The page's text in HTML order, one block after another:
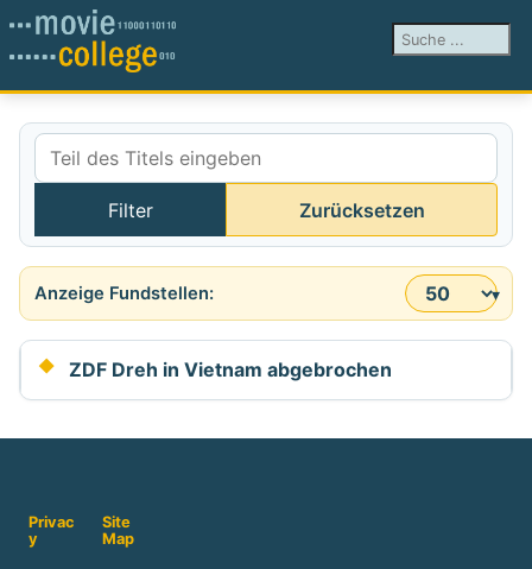
Suchen ...
Teil des Titels eingeben
Filter Zurücksetzen
Anzeige #
ZDF Dreh in Vietnam abgebrochen
Privac
y
Site
Map